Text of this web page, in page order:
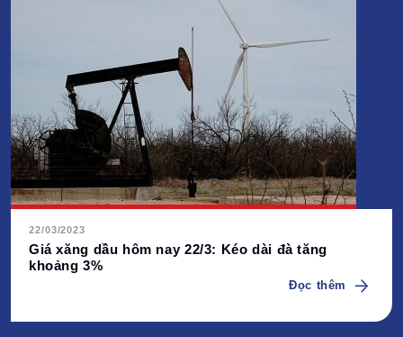
22/03/2023
Giá xăng dầu hôm nay 22/3: Kéo dài đà tăng
khoảng 3%
Đọc thêm